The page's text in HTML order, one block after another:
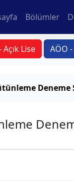
Bölümler
Açık Lise AÖO
Deneme